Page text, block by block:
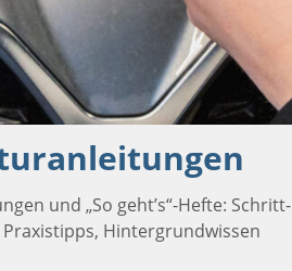
und „So geht’s“-Hefte: Schritt-
Hintergrundwissen